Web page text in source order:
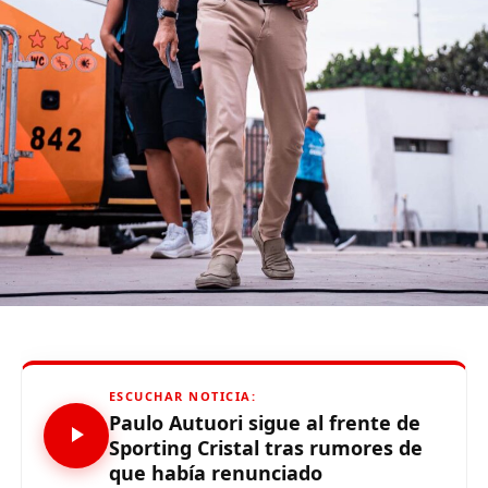
}(document, «script», «facebook-jssdk»));
Source link
Comparte esto:
RELATED TOPICS:
UP NEXT
(VIDEO / FOTOS) Mannucci se impuso por 3-1 a la San
Martín
ESCUCHAR NOTICIA:
Paulo Autuori sigue al frente de
Sporting Cristal tras rumores de
que había renunciado